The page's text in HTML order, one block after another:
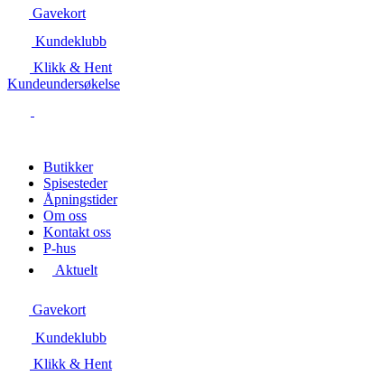
Gavekort
Kundeklubb
Klikk & Hent
Kundeundersøkelse
Butikker
Spisesteder
Åpningstider
Om oss
Kontakt oss
P-hus
Aktuelt
Gavekort
Kundeklubb
Klikk & Hent